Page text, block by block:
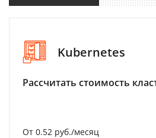
Kubernetes
Рассчитать стоимость
От 0.52 руб./месяц